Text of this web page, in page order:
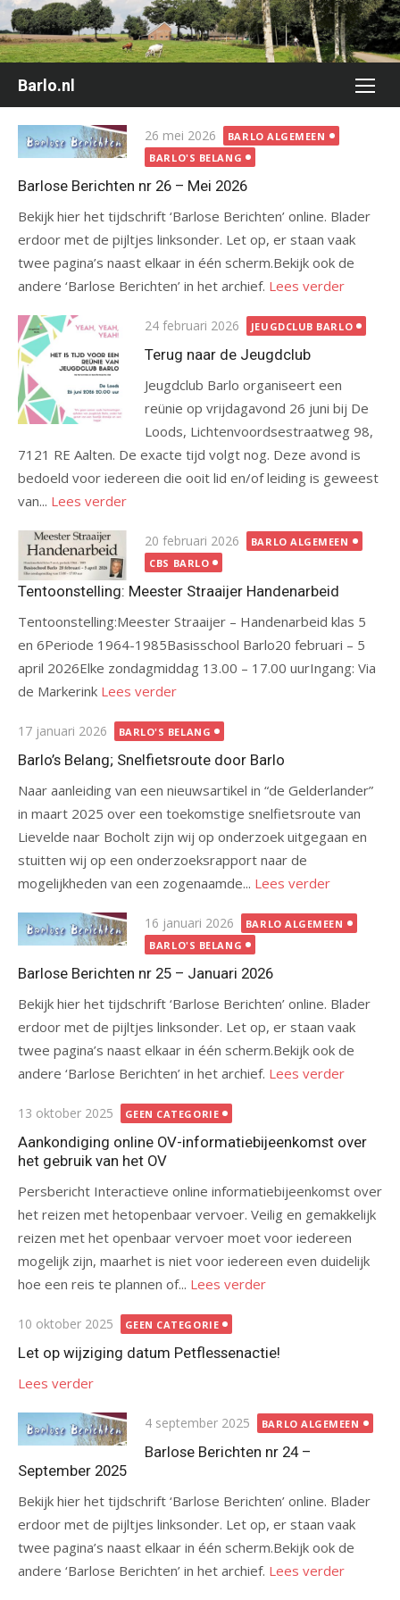
Ga
naar
de
inhoudBarlo.nl
Gepubliceerd
op
26 mei 2026
BARLO ALGEMEEN
BARLO'S BELANG
Barlose Berichten nr 26 – Mei 2026
Bekijk hier het tijdschrift ‘Barlose Berichten’ online. Blader
erdoor met de pijltjes linksonder. Let op, er staan vaak
twee pagina’s naast elkaar in één scherm.Bekijk ook de
andere ‘Barlose Berichten’ in het archief. Lees verder
Gepubliceerd
op
24 februari 2026 JEUGDCLUB BARLO
Terug naar de Jeugdclub
Jeugdclub Barlo organiseert een
reünie op vrijdagavond 26 juni bij De
Loods, Lichtenvoordsestraatweg 98,
7121 RE Aalten. De exacte tijd volgt nog. Deze avond is
bedoeld voor iedereen die ooit lid en/of leiding is geweest
van... Lees verder
Gepubliceerd
op
20 februari 2026
BARLO ALGEMEEN
CBS BARLO
Tentoonstelling: Meester Straaijer Handenarbeid
Tentoonstelling:Meester Straaijer – Handenarbeid klas 5
en 6Periode 1964-1985Basisschool Barlo20 februari – 5
april 2026Elke zondagmiddag 13.00 – 17.00 uurIngang: Via
de Markerink Lees verder
Gepubliceerd
op
17 januari 2026 BARLO'S BELANG
Barlo’s Belang; Snelfietsroute door Barlo
Naar aanleiding van een nieuwsartikel in “de Gelderlander”
in maart 2025 over een toekomstige snelfietsroute van
Lievelde naar Bocholt zijn wij op onderzoek uitgegaan en
stuitten wij op een onderzoeksrapport naar de
mogelijkheden van een zogenaamde... Lees verder
Gepubliceerd
op
16 januari 2026
BARLO ALGEMEEN
BARLO'S BELANG
Barlose Berichten nr 25 – Januari 2026
Bekijk hier het tijdschrift ‘Barlose Berichten’ online. Blader
erdoor met de pijltjes linksonder. Let op, er staan vaak
twee pagina’s naast elkaar in één scherm.Bekijk ook de
andere ‘Barlose Berichten’ in het archief. Lees verder
Gepubliceerd
op
13 oktober 2025 GEEN CATEGORIE
Aankondiging online OV-informatiebijeenkomst over
het gebruik van het OV
Persbericht Interactieve online informatiebijeenkomst over
het reizen met hetopenbaar vervoer. Veilig en gemakkelijk
reizen met het openbaar vervoer moet voor iedereen
mogelijk zijn, maarhet is niet voor iedereen even duidelijk
hoe een reis te plannen of... Lees verder
Gepubliceerd
op
10 oktober 2025 GEEN CATEGORIE
Let op wijziging datum Petflessenactie!
Lees verder
Gepubliceerd
op
4 september 2025 BARLO ALGEMEEN
Barlose Berichten nr 24 –
September 2025
Bekijk hier het tijdschrift ‘Barlose Berichten’ online. Blader
erdoor met de pijltjes linksonder. Let op, er staan vaak
twee pagina’s naast elkaar in één scherm.Bekijk ook de
andere ‘Barlose Berichten’ in het archief. Lees verder